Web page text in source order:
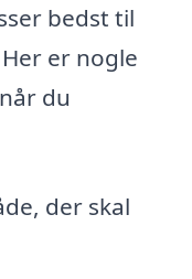
bedst til
er nogle
du
der skal